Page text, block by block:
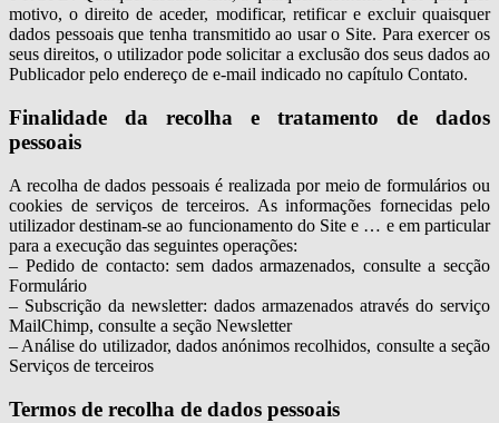
motivo, o direito de aceder, modificar, retificar e excluir quaisquer
dados pessoais que tenha transmitido ao usar o Site. Para exercer os
seus direitos, o utilizador pode solicitar a exclusão dos seus dados ao
Publicador pelo endereço de e-mail indicado no capítulo Contato.
Finalidade da recolha e tratamento de dados
pessoais
A recolha de dados pessoais é realizada por meio de formulários ou
cookies de serviços de terceiros. As informações fornecidas pelo
utilizador destinam-se ao funcionamento do Site e … e em particular
para a execução das seguintes operações:
– Pedido de contacto: sem dados armazenados, consulte a secção
Formulário
– Subscrição da newsletter: dados armazenados através do serviço
MailChimp, consulte a seção Newsletter
– Análise do utilizador, dados anónimos recolhidos, consulte a seção
Serviços de terceiros
Termos de recolha de dados pessoais